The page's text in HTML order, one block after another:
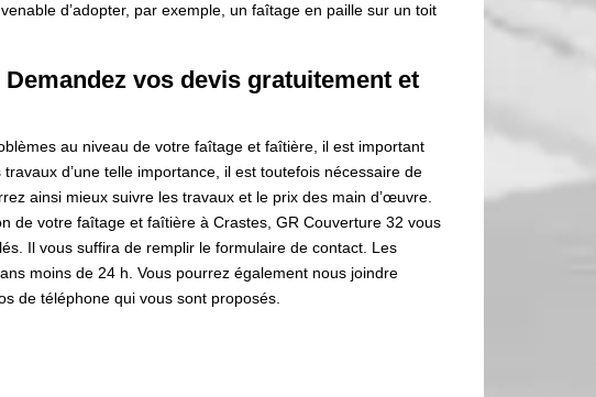
d’adopter, par exemple, un faîtage en paille sur un toit
vos devis gratuitement et
au niveau de votre faîtage et faîtière, il est important
travaux d’une telle importance, il est toutefois nécessaire de
ainsi mieux suivre les travaux et le prix des main d’œuvre.
de votre faîtage et faîtière à Crastes, GR Couverture 32 vous
Il vous suffira de remplir le formulaire de contact. Les
moins de 24 h. Vous pourrez également nous joindre
de téléphone qui vous sont proposés.